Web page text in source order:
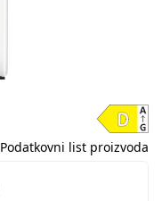
Podatkovni list proizvoda